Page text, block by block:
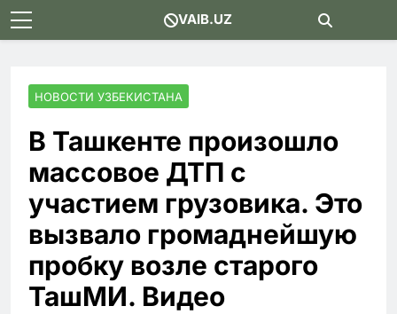
Skip
to
VAIB.UZ
НОВОСТИ УЗБЕКИСТАНА
В Ташкенте произошло
массовое ДТП с
участием грузовика. Это
вызвало громаднейшую
пробку возле старого
ТашМИ. Видео